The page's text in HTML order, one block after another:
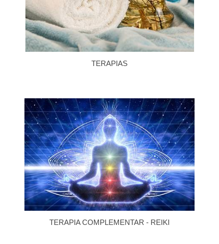
TERAPIAS
TERAPIA COMPLEMENTAR - REIKI